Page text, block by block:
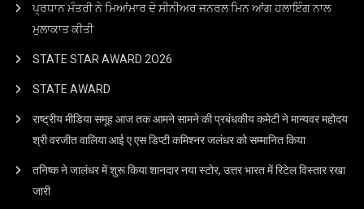
ਪ੍ਰਧਾਨ ਮੰਤਰੀ ਨੇ ਮਿਆਂਮਾਰ ਦੇ ਸੀਨੀਅਰ ਜਨਰਲ ਮਿਨ ਆਂਗ ਹਲਾਇੰਗ ਨਾਲ
ਮੁਲਾਕਾਤ ਕੀਤੀ
STATE STAR AWARD 2O26
STATE AWARD
राष्ट्रीय मीडिया समूह आज तक आमने सामने की प्रबंधकीय कमेटी ने मान्यवर महोदय
श्री वरजीत वालिया आई ए एस डिप्टी कमिश्नर जलंधर को सम्मानित किया
तनिष्क ने जालंधर में शुरू किया शानदार नया स्टोर, उत्तर भारत में रिटेल विस्तार रखा
जारी